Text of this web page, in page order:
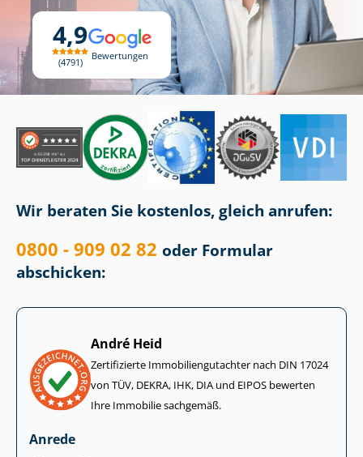
4,9
4791
Bewertungen
Wir beraten Sie kostenlos, gleich anrufen:
0800 - 909 02 82 oder Formular
abschicken:
André Heid
Zertifizierte Im­mo­bi­li­en­gut­ach­ter nach DIN 17024
von TÜV, DEKRA, IHK, DIA und EIPOS bewerten
Ihre Immobilie sachgemäß.
Anrede